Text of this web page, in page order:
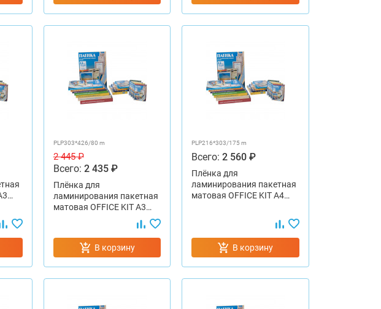
PLP303*426/80 m
2 445 ₽
Всего: 2 435 ₽
Плёнка для
ламинирования пакетная
матовая OFFICE KIT А3…
В корзину
PLP216*303/175 m
Всего:2 560 ₽
Плёнка для
ламинирования пакетная
матовая OFFICE KIT А4…
В корзину